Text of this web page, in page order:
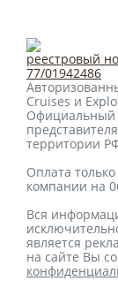
реестровый
77/01942486
Cruises и
Официальный
территории
Оплата
компании на
Вся
является
на сайте Вы